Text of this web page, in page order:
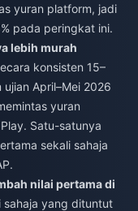
yuran platform, jadi
pada peringkat ini.
lebih murah
konsisten 15–
ujian April–Mei 2026
yuran
Satu-satunya
sekali sahaja
nilai pertama di
sahaja yang dituntut